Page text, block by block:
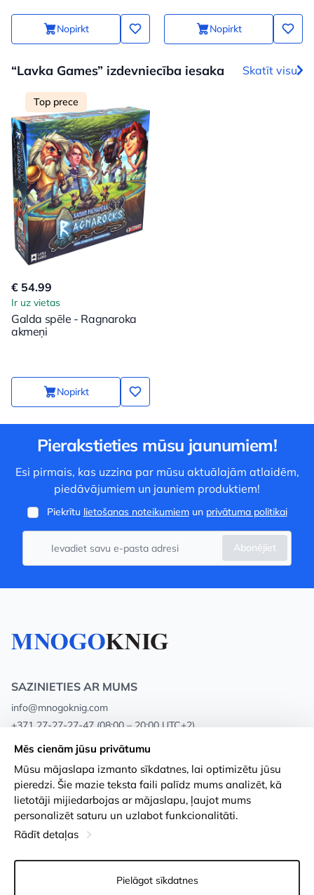
Nopirkt Nopirkt
“Lavka Games” izdevniecība iesaka Skatīt visu
Top prece
€ 54.99
Ir uz vietas
Galda spēle - Ragnaroka
akmeņi
Nopirkt
Pierakstieties mūsu jaunumiem!
Esi pirmais, kas uzzina par mūsu aktuālajām atlaidēm,
piedāvājumiem un jauniem produktiem!
Piekrītu lietošanas noteikumiemun privātuma politikai
Abonējiet
SAZINIETIES AR MUMS
info@mnogoknig.com
+371 27-27-27-47 (08:00 – 20:00 UTC+2)
Rīga, Augusta Deglava 69d, LV-1082
Par mums
Veikali
Apmaksa un piegāde
Loayalitātes kartes
Vairumtirdzniecības pircējiem
Privātuma politika
Noteikumi un nosacījumi
Preču atgriešanās
Sīkdatņu iestatījumi
Mēs cienām jūsu privātumu
Mūsu mājaslapa izmanto sīkdatnes, lai optimizētu jūsu
pieredzi. Šie mazie teksta faili palīdz mums analizēt, kā
lietotāji mijiedarbojas ar mājaslapu, ļaujot mums
personalizēt saturu un uzlabot funkcionalitāti.
Rādīt detaļas
Pielāgot sīkdatnes